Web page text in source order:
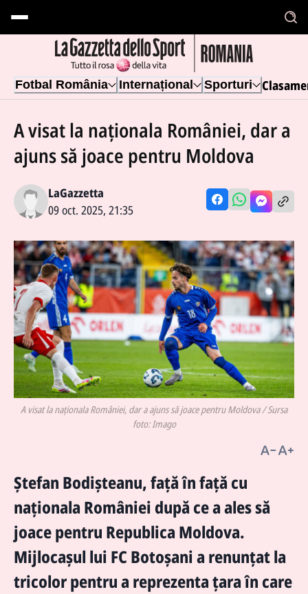
Fotbal România Internațional Sporturi
A visat la naționala României, dar a
ajuns să joace pentru Moldova
LaGazzetta
09 oct. 2025, 21:35
A visat la naționala României, dar a ajuns să joace pentru Moldova / Sursa
foto: Imago
Ștefan Bodișteanu, față în față cu
naționala României după ce a ales să
joace pentru Republica Moldova.
Mijlocașul lui FC Botoșani a renunțat la
tricolor pentru a reprezenta țara în care